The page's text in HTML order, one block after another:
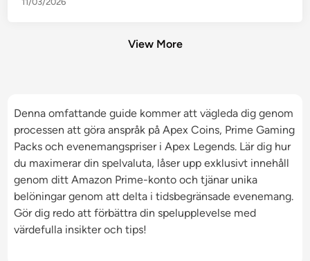
View More
Denna omfattande guide kommer att vägleda dig genom
processen att göra anspråk på Apex Coins, Prime Gaming
Packs och evenemangspriser i Apex Legends. Lär dig hur
du maximerar din spelvaluta, låser upp exklusivt innehåll
genom ditt Amazon Prime-konto och tjänar unika
belöningar genom att delta i tidsbegränsade evenemang.
Gör dig redo att förbättra din spelupplevelse med
värdefulla insikter och tips!